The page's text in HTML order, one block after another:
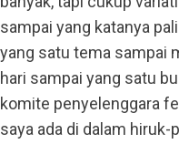
sampai yang katanya
yang satu tema sampai
hari sampai yang satu
komite penyelenggara
saya ada di dalam